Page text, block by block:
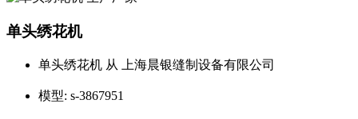
单头绣花机
单头绣花机 从 上海晨银缝制设备有限公司
模型: s-3867951